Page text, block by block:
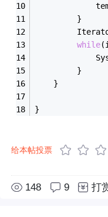
while
		 }
	}
}
给本帖投票
148 9 打